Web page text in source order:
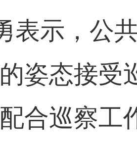
表示，公
姿态接受
合巡察工